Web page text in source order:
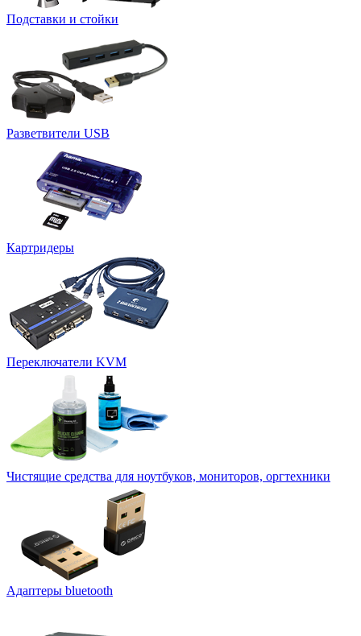
Подставки и стойки
Разветвители USB
Картридеры
Переключатели KVM
Чистящие средства для ноутбуков, мониторов, оргтехники
Адаптеры bluetooth